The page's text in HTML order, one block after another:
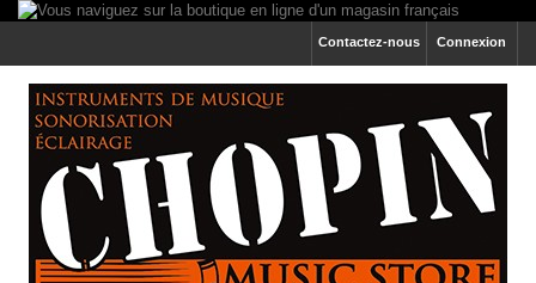
Connexion
Contactez-nous